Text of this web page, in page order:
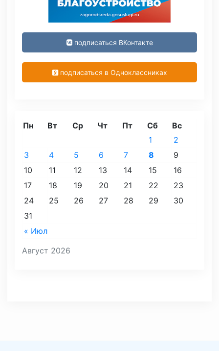
подписаться ВКонтакте
подписаться в Одноклассниках
Август 2026
Пн Вт Ср Чт Пт Сб Вс
« Июл
1
2
3
4 5 6 7 8
9
10
11 12 13 14 15
16
17
18 19 20 21 22
23
24
25 26 27 28 29
30
31